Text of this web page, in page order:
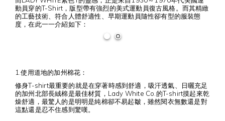
動員穿的T-Shirt，版型帶有強烈的美式運動員復古風格。而其精緻
的工藝技術、符合人體舒適性、早期運動員隨性卻有型的服裝態
度，在此一一介紹如下：
1.使用道地的加州棉花：
修身T-shirt最重要的就是在穿著時感到舒適，吸汗透氣、日曬充足
的加州北部長絨棉是最佳材質，Lady White Co.的T-shirt摸起來乾
燥舒適，最驚人的是明明是純棉卻不易起皺，雖然閱衣無數還是對
這點還是忍不住感到驚嘆。